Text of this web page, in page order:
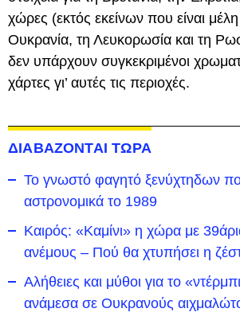
χώρες (εκτός εκείνων που είναι
Ουκρανία, τη Λευκορωσία και τη
δεν υπάρχουν συγκεκριμένοι
χάρτες γι’ αυτές τις περιοχές.
ΔΙΑΒΑΖΟΝΤΑΙ ΤΩΡΑ
Το γνωστό φαγητό ξενύχτηδων
αστρονομικά το 1989
Καιρός: «Καμίνι» η χώρα με
ανέμους – Πού θα χτυπήσει η
Αλήθειες και μύθοι για το
ανάμεσα σε Ουκρανούς